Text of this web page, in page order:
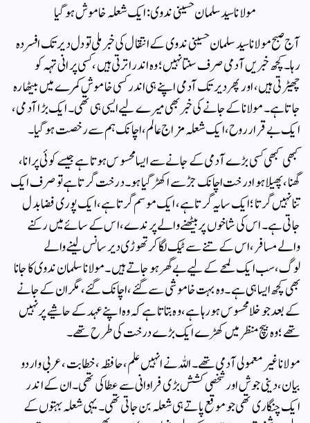
مولانا سید سلمان حسینی ندوی: ایک شعلہ خاموش ہو گیا
آج صبح مولانا سید سلمان حسینی ندوی کے انتقال کی خبر ملی تو دل دیر تک افسردہ
رہا۔ کچھ خبریں آدمی صرف سنتا نہیں؛ وہ اندر اترتی ہیں، کسی پرانی تہہ کو
چھیڑتی ہیں، اور پھر دیر تک آدمی اپنے ہی اندر کسی خاموش کمرے میں بیٹھا رہ
جاتا ہے۔ مولانا کے جانے کی خبر بھی میرے لیے ایسی ہی تھی۔ ایک بڑا آدمی،
ایک بے قرار روح، ایک شعلہ مزاج عالم، اچانک ہم سے رخصت ہو گیا۔
کبھی کبھی کسی بڑے آدمی کے جانے سے ایسا محسوس ہوتا ہے جیسے کوئی پرانا،
گھنا، پھیلا ہوا درخت اچانک جڑ سے اکھڑ گیا ہو۔ درخت گرتا ہے تو صرف ایک
تنا نہیں گرتا؛ ایک سایہ گرتا ہے، ایک موسم گرتا ہے، ایک پوری فضا بدل
جاتی ہے۔ اس کی شاخوں پر بیٹھنے والے پرندے، اس کے سائے میں رکنے
والے مسافر، اس کے تنے سے ٹیک لگا کر تھوڑی دیر سانس لینے والے
لوگ،سب ایک لمحے کے لیے بے گھر ہو جاتے ہیں۔ مولانا سلمان ندوی کا جانا
بھی کچھ ایسا ہی ہے۔ وہ بہت خاموشی سے گئے، اچانک گئے، مگر ان کے جانے
کے بعد جو خلا محسوس ہو رہا ہے، وہ بتاتا ہے کہ وہ اپنے عہد کے حاشیے پر نہیں
تھے؛ وہ بیچ منظر میں کھڑے ایک بڑے درخت کی طرح تھے۔
مولانا غیر معمولی آدمی تھے۔ اللہ نے انہیں علم، حافظہ، خطابت، عربی و اردو
بیان، دینی جوش اور شخصی کشش بڑی فراوانی سے عطا کی تھی۔ ان کے اندر
ایک چنگاری تھی جو موقع پاتے ہی شعلہ بن جاتی تھی۔ یہی شعلہ بہتوں کے